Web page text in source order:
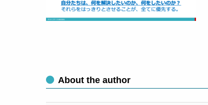
About the author